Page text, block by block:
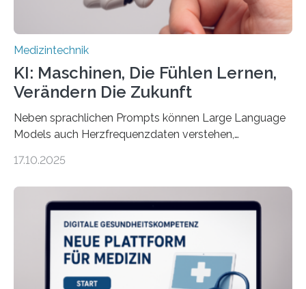
Medizintechnik
KI: Maschinen, Die Fühlen Lernen,
Verändern Die Zukunft
Neben sprachlichen Prompts können Large Language
Models auch Herzfrequenzdaten verstehen,
haben Dr. Morris Gellisch, ehemals an der Ruhr-
und Boris Burr von der Ruhr-Universität Bochum in
dafür eine technische Schnittstelle, über die
physiologische Daten in Echtzeit an das Sprachmodell
übermittelt werden können. Die Künstliche Intelligenz
kann dadurch auch die Sprache des Körpers
17.10.2025